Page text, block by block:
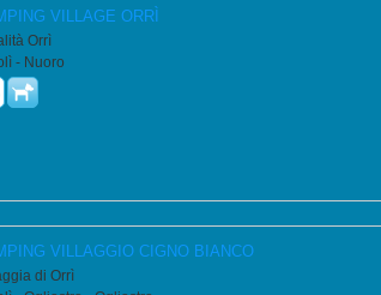
VILLAGE ORRÌ
Orrì
- Nuoro
VILLAGGIO CIGNO BIANCO
di Orrì